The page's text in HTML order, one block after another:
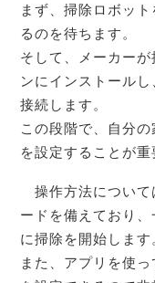
まず、掃除ロボッ
るのを待ちます。
そして、メーカー
ンにインストール
接続します。
この段階で、自分
を設定することが重
操作方法について
ードを備えており
に掃除を開始します
また、アプリを使